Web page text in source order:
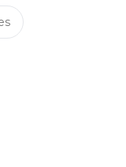
que c est Mbappé
qui cette femme